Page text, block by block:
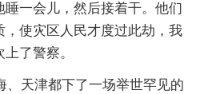
一会儿，然后接着干。他们
使灾区人民才度过此劫，我
了警察。
、天津都下了一场举世罕见的